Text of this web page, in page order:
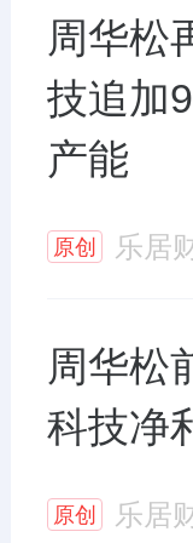
周华松
技追加
产能
原创 乐居
周华松
科技净
原创 乐居